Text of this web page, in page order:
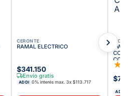
CERONTE
RAMAL ELECTRICO
$341.150
Envío gratis
ADDI 0% interés max. 3x$113.717
★
ADDI